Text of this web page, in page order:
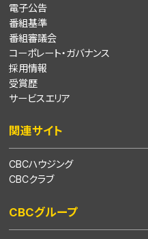
電子公告
番組基準
番組審議会
コーポレート・ガバナンス
採用情報
受賞歴
サービスエリア
関連サイト
CBCハウジング
CBCクラブ
CBCグループ